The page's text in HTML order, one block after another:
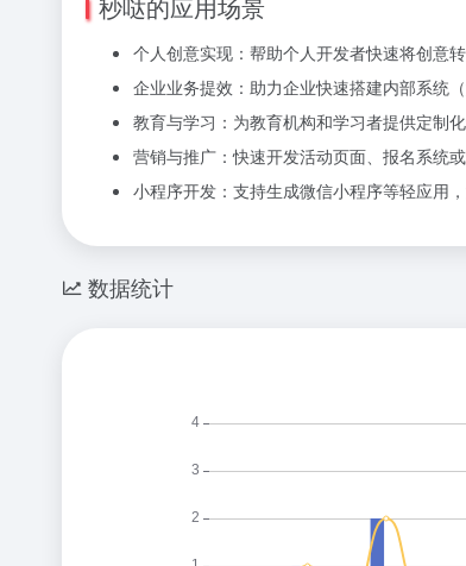
秒哒的应用场景
个人创意实现：帮助个人开发者快速将创意
企业业务提效：助力企业快速搭建内部系统
教育与学习：为教育机构和学习者提供定制
营销与推广：快速开发活动页面、报名系统
小程序开发：支持生成微信小程序等轻应用
数据统计